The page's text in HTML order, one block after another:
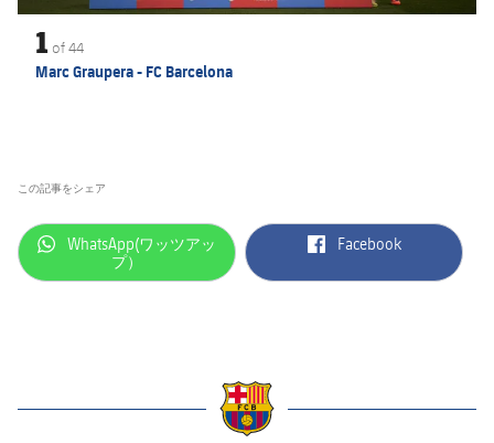
1 of44
Marc Graupera - FC Barcelona
この記事をシェア
label.aria.whatsapp
WhatsApp(ワッツアッ
プ）
label.aria.facebook
Facebook